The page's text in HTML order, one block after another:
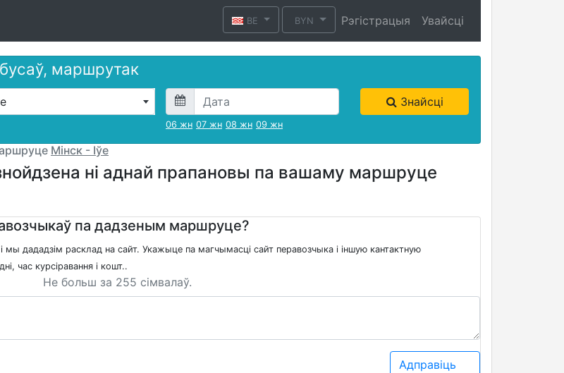
BE BYN Рэгістрацыя Увайсці
маршрутак
06 жн 07 жн 08 жн 09 жн
Знайсці
Мінск - Іўе
ні аднай прапановы па вашаму маршруце
па дадзеным маршруце?
мы дададзім расклад на сайт. Укажыце па магчымасці сайт перавозчыка і іншую кантактную
час курсіравання і кошт..
Не больш за 255 сімвалаў.
Адправіць